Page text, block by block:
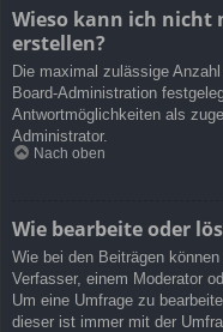
Wieso kann ich
erstellen?
Die maximal zulässige
Board-Administration
Antwortmöglichkeiten als
Administrator.
Nach oben
Wie bearbeite oder
Wie bei den Beiträgen
Verfasser, einem Moderator
Um eine Umfrage zu
dieser ist immer mit der